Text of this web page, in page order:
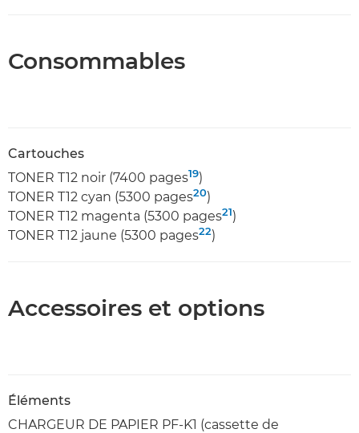
Consommables
Cartouches
TONER T12 noir (7400 pages19)
TONER T12 cyan (5300 pages20)
TONER T12 magenta (5300 pages21)
TONER T12 jaune (5300 pages22)
Accessoires et options
Éléments
CHARGEUR DE PAPIER PF-K1 (cassette de